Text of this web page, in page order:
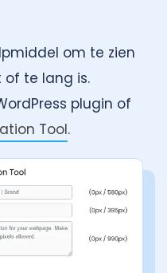
om te zien
te lang is.
plugin of
Tool.